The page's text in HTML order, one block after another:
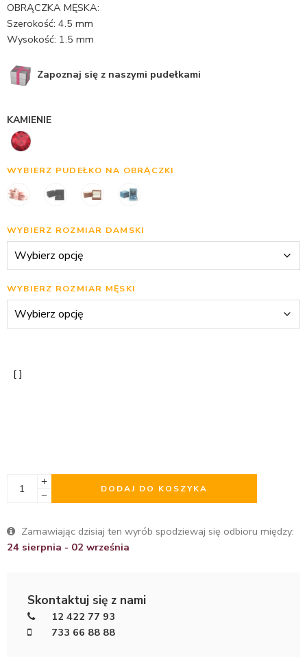
OBRĄCZKA MĘSKA:
Szerokość: 4.5 mm
Wysokość: 1.5 mm
Zapoznaj się z naszymi pudełkami
KAMIENIE
WYBIERZ PUDEŁKO NA OBRĄCZKI
WYBIERZ ROZMIAR DAMSKI
WYBIERZ ROZMIAR MĘSKI
DODAJ DO KOSZYKA
Zamawiając dzisiaj ten wyrób spodziewaj się odbioru między:
24 sierpnia - 02 września
Skontaktuj się z nami
12 422 77 93
733 66 88 88